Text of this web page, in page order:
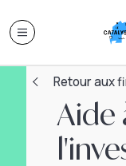
Retour aux
Aide